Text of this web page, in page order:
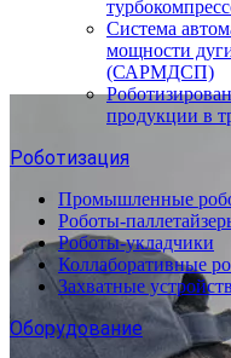
Система
мощности
(САРМДСП)
продукции в
Роботизация
Промышленные
Роботы-
Роботы-укладчики
Коллаборативные
Захватные
Оборудование